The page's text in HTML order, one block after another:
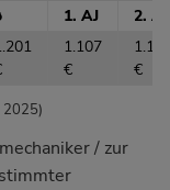
1. AJ
2. AJ
1.107
€
€
2025)
/ zur